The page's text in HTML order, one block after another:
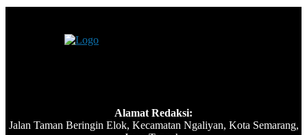
Alamat Redaksi:
Jalan Taman Beringin Elok, Kecamatan Ngaliyan, Kota Semarang,